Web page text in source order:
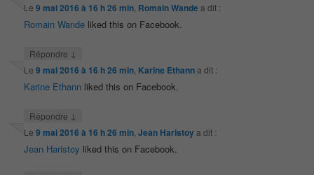
Le9 mai 2016 à 16 h 26 min Romain Wande a dit :
Romain Wande liked this on Facebook.
Répondre ↓
Le9 mai 2016 à 16 h 26 min Karine Ethanna dit :
Karine Ethann liked this on Facebook.
Répondre ↓
Le9 mai 2016 à 16 h 26 min ,Jean Haristoya dit :
Jean Haristoy liked this on Facebook.